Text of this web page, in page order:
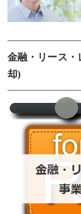
金融・リース・
却)